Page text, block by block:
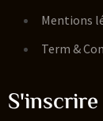
Mentions
Term &